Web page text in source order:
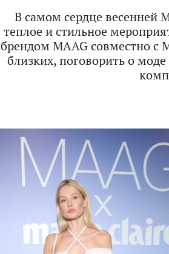
В самом сердце весенней
теплое и стильное
брендом MAAG совместно с
близких, поговорить о